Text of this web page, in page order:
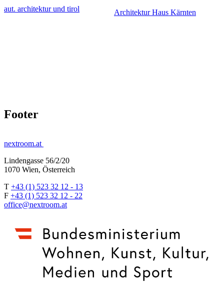
aut. architektur und tirol
Architektur Haus Kärnten
Footer
nextroom.at
Lindengasse 56/2/20
1070 Wien, Österreich
T +43 (1) 523 32 12 - 13
F +43 (1) 523 32 12 - 22
office@nextroom.at